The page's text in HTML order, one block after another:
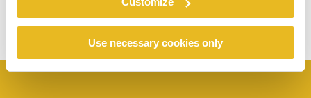
Use necessary cookies only